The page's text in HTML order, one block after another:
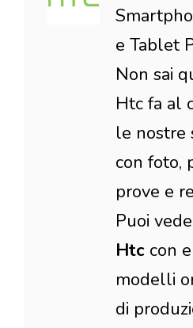
e Tablet
Non sai
Htc fa al
le nostre
con foto,
prove e
Puoi
Htccon
modelli
di